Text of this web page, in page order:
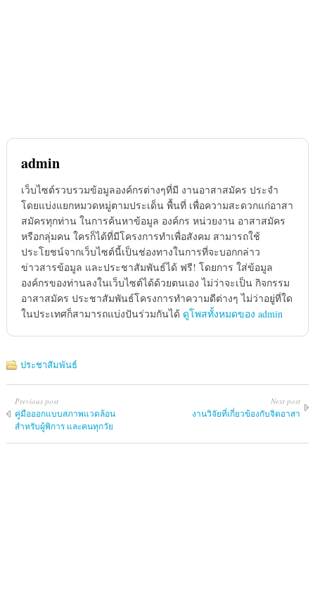
admin
เว็บไซต์รวบรวมข้อมูลองค์กรต่างๆที่มี งานอาสาสมัคร ประจำ
โดยแบ่งแยกหมวดหมู่ตามประเด็น พื้นที่ เพื่อความสะดวกแก่อาสา
สมัครทุกท่าน ในการค้นหาข้อมูล องค์กร หน่วยงาน อาสาสมัคร
หรือกลุ่มคน ใครก็ได้ที่มีโครงการทำเพื่อสังคม สามารถใช้
ประโยชน์จากเว็บไซต์นี้เป็นช่องทางในการที่จะบอกกล่าว
ข่าวสารข้อมูล และประชาสัมพันธ์ได้ ฟรี! โดยการ ใส่ข้อมูล
องค์กรของท่านลงในเว็บไซต์ได้ด้วยตนเอง ไม่ว่าจะเป็น กิจกรรม
อาสาสมัคร ประชาสัมพันธ์โครงการทำความดีต่างๆ ไม่ว่าอยู่ที่ใด
ในประเทศก็สามารถแบ่งปันร่วมกันได้ ดูโพสทั้งหมดของ admin
ประชาสัมพันธ์
Previous post
คู่มือออกแบบสภาพแวดล้อน
สำหรับผู้พิการ และคนทุกวัย
Next post
งานวิจัยที่เกี่ยวข้องกับจิตอาสา